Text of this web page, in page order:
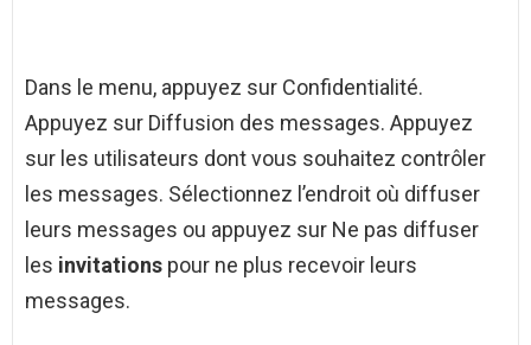
Dans le menu, appuyez sur Confidentialité.
Appuyez sur Diffusion des messages. Appuyez
sur les utilisateurs dont vous souhaitez contrôler
les messages. Sélectionnez l’endroit où diffuser
leurs messages ou appuyez sur Ne pas diffuser
les invitations pour ne plus recevoir leurs
messages.